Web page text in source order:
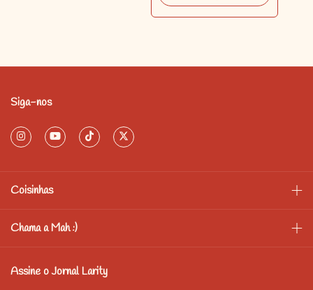
Siga-nos
Coisinhas
Chama a Mah :)
Assine o Jornal Larity